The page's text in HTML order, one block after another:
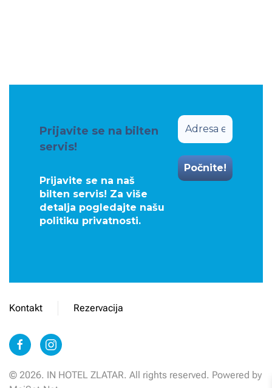
Prijavite se na bilten
servis!
Prijavite se na naš
bilten servis! Za više
detalja pogledajte našu
politiku privatnosti.
Kontakt Rezervacija
© 2026. IN HOTEL ZLATAR. All rights reserved. Powered by